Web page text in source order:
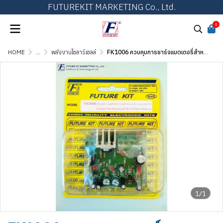
FUTUREKIT MARKETING Co., Ltd.
0
HOME ... พลังงานโซลาร์เซลล์ FK1006 ควบคุมการชาร์จแบตเตอรี่สำหรับโซลาร์เซลล์
1/1